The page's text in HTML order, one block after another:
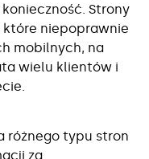
Strony
niepoprawnie
mobilnych, na
wielu klientów i
różnego typu stron
za